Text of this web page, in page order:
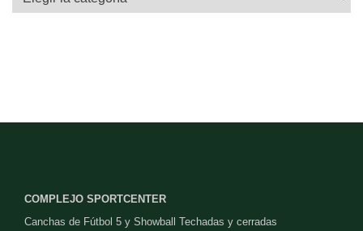
COMPLEJO SPORTCENTER
Canchas de Fútbol 5 y Showball Techadas y cerradas